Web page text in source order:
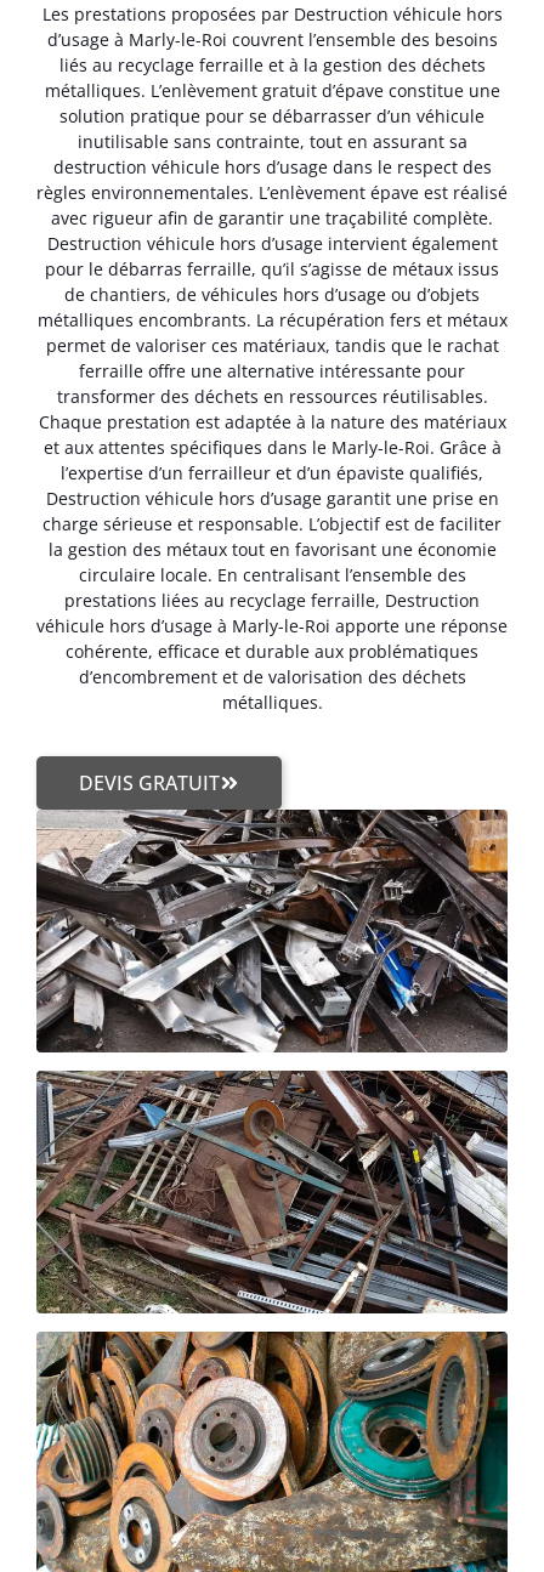
Les prestations proposées par Destruction véhicule hors
d’usage à Marly-le-Roi couvrent l’ensemble des besoins
liés au recyclage ferraille et à la gestion des déchets
métalliques. L’enlèvement gratuit d’épave constitue une
solution pratique pour se débarrasser d’un véhicule
inutilisable sans contrainte, tout en assurant sa
destruction véhicule hors d’usage dans le respect des
règles environnementales. L’enlèvement épave est réalisé
avec rigueur afin de garantir une traçabilité complète.
Destruction véhicule hors d’usage intervient également
pour le débarras ferraille, qu’il s’agisse de métaux issus
de chantiers, de véhicules hors d’usage ou d’objets
métalliques encombrants. La récupération fers et métaux
permet de valoriser ces matériaux, tandis que le rachat
ferraille offre une alternative intéressante pour
transformer des déchets en ressources réutilisables.
Chaque prestation est adaptée à la nature des matériaux
et aux attentes spécifiques dans le Marly-le-Roi. Grâce à
l’expertise d’un ferrailleur et d’un épaviste qualifiés,
Destruction véhicule hors d’usage garantit une prise en
charge sérieuse et responsable. L’objectif est de faciliter
la gestion des métaux tout en favorisant une économie
circulaire locale. En centralisant l’ensemble des
prestations liées au recyclage ferraille, Destruction
véhicule hors d’usage à Marly-le-Roi apporte une réponse
cohérente, efficace et durable aux problématiques
d’encombrement et de valorisation des déchets
métalliques.
DEVIS GRATUIT